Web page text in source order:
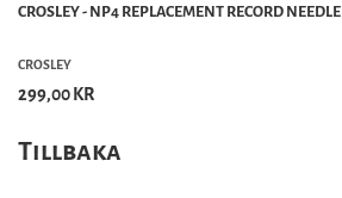
CROSLEY - NP4 REPLACEMENT RECORD NEEDLE
CROSLEY
299,00 KR
Tillbaka